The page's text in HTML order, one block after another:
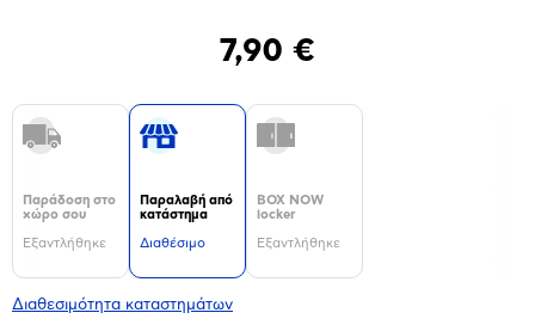
7,90 €
Παράδοση στο
χώρο σου
Εξαντλήθηκε
Παραλαβή από
κατάστημα
Διαθέσιμο
BOX NOW
locker
Εξαντλήθηκε
Διαθεσιμότητα καταστημάτων